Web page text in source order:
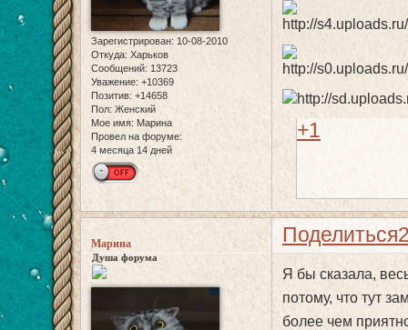
Зарегистрирован: 10-08-2010
Откуда: Харьков
Сообщений: 13723
Уважение: +10369
Позитив: +14658
Пол: Женский
Мое имя: Марина
Провел на форуме:
4 месяца 14 дней
+1
Поделиться
Марина
Душа форума
Я бы сказала,
потому, что тут
более чем